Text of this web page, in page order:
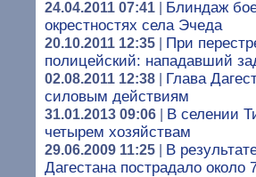
24.04.2011 07:41
Блиндаж
окрестностях села Эчеда
20.10.2011 12:35
При
полицейский: нападавший
02.08.2011 12:38
Глава
силовым действиям
31.01.2013 09:06
В селении
четырем хозяйствам
29.06.2009 11:25
В
Дагестана пострадало около